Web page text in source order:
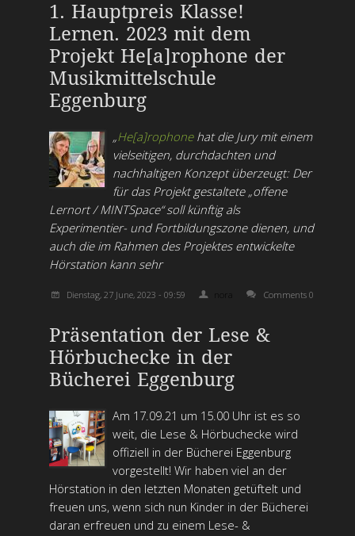
1. Hauptpreis Klasse!
Lernen. 2023 mit dem
Projekt He[a]rophone der
Musikmittelschule
Eggenburg
„He[a]rophone hat die Jury mit einem
vielseitigen, durchdachten und
nachhaltigen Konzept überzeugt: Der
für das Projekt gestaltete „offene
Lernort / MINTSpace“ soll künftig als
Experimentier- und Fortbildungszone dienen, und
auch die im Rahmen des Projektes entwickelte
Hörstation kann sehr
Dienstag, 27 June, 2023 - 09:59 Comments 0
Präsentation der Lese &
Hörbuchecke in der
Bücherei Eggenburg
Am 17.09.21 um 15.00 Uhr ist es so
weit, die Lese & Hörbuchecke wird
offiziell in der Bücherei Eggenburg
vorgestellt! Wir haben viel an der
Hörstation in den letzten Monaten getüftelt und
freuen uns, wenn sich nun Kinder in der Bücherei
daran erfreuen und zu einem Lese- &